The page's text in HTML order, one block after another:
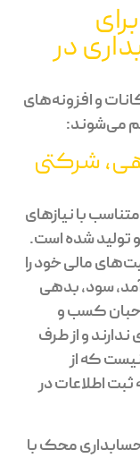
در
و افزونه‌های
می‌شوند:
شرکتی
با نیازهای
شده است.
مالی خود را
سود، بدهی
کسب و
و از طرف
که از
اطلاعات در
محک با